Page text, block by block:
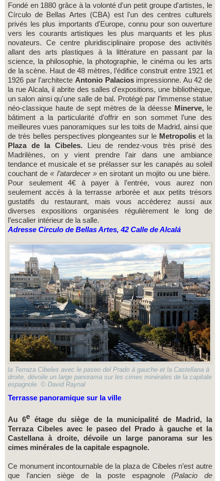
Fondé en 1880 grâce à la volonté d'un petit groupe d'artistes, le
Círculo de Bellas Artes (CBA) est l'un des centres culturels
privés les plus importants d'Europe, connu pour son ouverture
vers les courants artistiques les plus marquants et les plus
novateurs. Ce centre pluridisciplinaire propose des activités
allant des arts plastiques à la littérature en passant par la
science, la philosophie, la photographie, le cinéma ou les arts
de la scène. Haut de 48 mètres, l’édifice construit entre 1921 et
1926 par l'architecte Antonio Palaciosimpressionne. Au 42 de
la rue Alcala, il abrite des salles d'expositions, une bibliothèque,
un salon ainsi qu'une salle de bal. Protégé par l’immense statue
néo-classique haute de sept mètres de la déesse Minerve, le
bâtiment a la particularité d’offrir en son sommet l’une des
meilleures vues panoramiques sur les toits de Madrid, ainsi que
de très belles perspectives plongeantes sur le Metropoliset la
Plaza de la Cibeles. Lieu de rendez-vous très prisé des
Madrilènes, on y vient prendre l’air dans une ambiance
tendance et musicale et se prélasser sur les canapés au soleil
couchant de« l’atardecer »en sirotant un mojito ou une bière.
Pour seulement 4€ à payer à l’entrée, vous aurez non
seulement accès à la terrasse arborée et aux petits trésors
gustatifs du restaurant, mais vous accèderez aussi aux
diverses expositions organisées régulièrement le long de
l’escalier intérieur de la salle.
Adresse Circulo de Bellas Artes, 42 Calle de Alcalá
la Terraza Cibeles avec le paseo del Prado à gauche et la Castellana à
droite, dévoile un large panorama sur les cimes minérales de la capitale
espagnole. © David Raynal
Terrasse panoramique sur la ville
Au 6e étage du siège de la municipalité de Madrid, la
Terraza Cibeles avec le paseo del Prado à gauche et la
Castellana à droite, dévoile un large panorama sur les
cimes minérales de la capitale espagnole.
Ce monument incontournable de la plaza de Cibeles n’est autre
que l’ancien siège de la poste espagnole(Palacio de